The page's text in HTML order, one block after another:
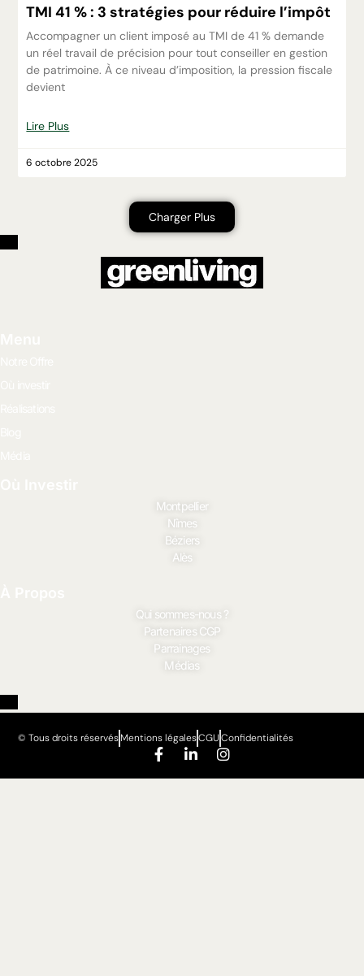
TMI 41 % : 3 stratégies pour réduire l’impôt
Accompagner un client imposé au TMI de 41 % demande
un réel travail de précision pour tout conseiller en gestion
de patrimoine. À ce niveau d’imposition, la pression fiscale
devient
Lire Plus
6 octobre 2025
Charger Plus
Montpellier
Nîmes
Béziers
Alès
Qui sommes-nous ?
Partenaires CGP
Parrainages
Médias
© Tous droits réservésMentions légalesCGU Confidentialités